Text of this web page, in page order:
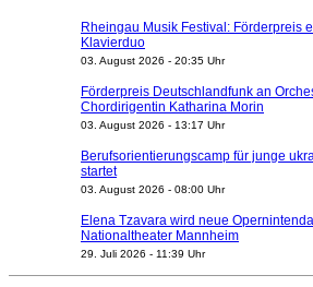
Rheingau Musik Festival: Förderpreis
Klavierduo
03. August 2026 - 20:35 Uhr
Förderpreis Deutschlandfunk an
Chordirigentin Katharina Morin
03. August 2026 - 13:17 Uhr
Berufsorientierungscamp für junge
startet
03. August 2026 - 08:00 Uhr
Elena Tzavara wird neue
Nationaltheater Mannheim
29. Juli 2026 - 11:39 Uhr